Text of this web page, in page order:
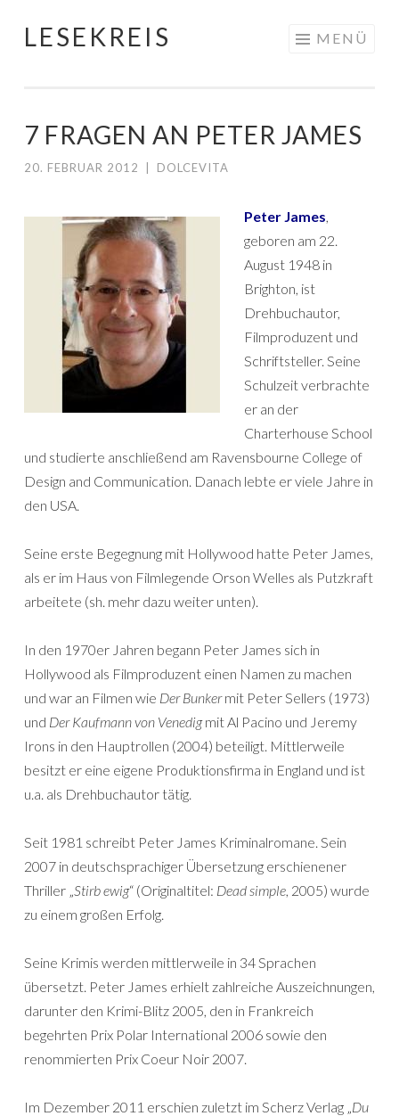
Springe
LESEKREIS MENÜ
7 FRAGEN AN PETER JAMES
20. FEBRUAR 2012 DOLCEVITA
Peter James,
geboren am 22.
August 1948 in
Brighton, ist
Drehbuchautor,
Filmproduzent und
Schriftsteller. Seine
Schulzeit verbrachte
er an der
Charterhouse School
und studierte anschließend am Ravensbourne College of
Design and Communication. Danach lebte er viele Jahre in
den USA.
Seine erste Begegnung mit Hollywood hatte Peter James,
als er im Haus von Filmlegende Orson Welles als Putzkraft
arbeitete (sh. mehr dazu weiter unten).
In den 1970er Jahren begann Peter James sich in
Hollywood als Filmproduzent einen Namen zu machen
und war an Filmen wie Der Bunkermit Peter Sellers (1973)
und Der Kaufmann von Venedigmit Al Pacino und Jeremy
Irons in den Hauptrollen (2004) beteiligt. Mittlerweile
besitzt er eine eigene Produktionsfirma in England und ist
u.a. als Drehbuchautor tätig.
Seit 1981 schreibt Peter James Kriminalromane. Sein
2007 in deutschsprachiger Übersetzung erschienener
Thriller „Stirb ewig“ (Originaltitel: Dead simple, 2005) wurde
zu einem großen Erfolg.
Seine Krimis werden mittlerweile in 34 Sprachen
übersetzt. Peter James erhielt zahlreiche Auszeichnungen,
darunter den Krimi-Blitz 2005, den in Frankreich
begehrten Prix Polar International 2006 sowie den
renommierten Prix Coeur Noir 2007.
Im Dezember 2011 erschien zuletzt im Scherz Verlag „Du